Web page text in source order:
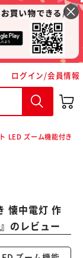
ログイン/会員情報
LED ズーム機能付き
懐中電灯 作
』のレビュー